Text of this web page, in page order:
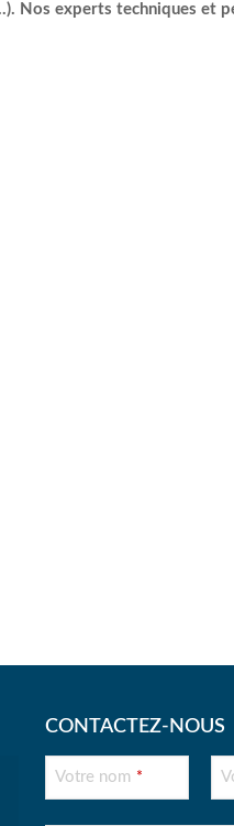
Nos experts techniques et
CONTACTEZ-NOUS
Votre nom *